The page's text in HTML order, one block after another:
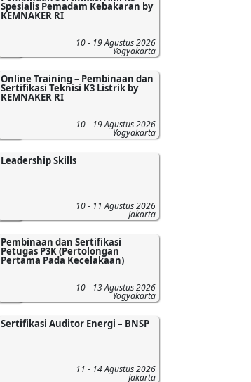
Spesialis Pemadam Kebakaran by
KEMNAKER RI
10 - 19 Agustus 2026
Yogyakarta
Online Training – Pembinaan dan
Sertifikasi Teknisi K3 Listrik by
KEMNAKER RI
10 - 19 Agustus 2026
Yogyakarta
Leadership Skills
10 - 11 Agustus 2026
Jakarta
Pembinaan dan Sertifikasi
Petugas P3K (Pertolongan
Pertama Pada Kecelakaan)
10 - 13 Agustus 2026
Yogyakarta
Sertifikasi Auditor Energi – BNSP
11 - 14 Agustus 2026
Jakarta